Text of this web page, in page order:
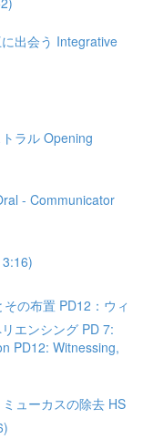
出会う Integrative
ラル Opening
- Communicator
の布置 PD12：ウィ
エンシング PD 7:
PD12: Witnessing,
ューカスの除去 HS